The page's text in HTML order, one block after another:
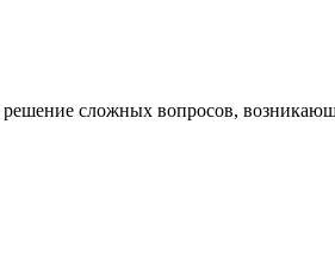
сложных вопросов,